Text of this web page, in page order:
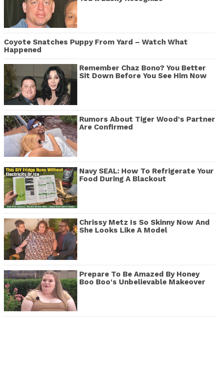
Coyote Snatches Puppy From Yard – Watch What
Happened
Remember Chaz Bono? You Better
Sit Down Before You See Him Now
Rumors About Tiger Wood's Partner
Are Confirmed
Navy SEAL: How To Refrigerate Your
Food During A Blackout
Chrissy Metz Is So Skinny Now And
She Looks Like A Model
Prepare To Be Amazed By Honey
Boo Boo's Unbelievable Makeover